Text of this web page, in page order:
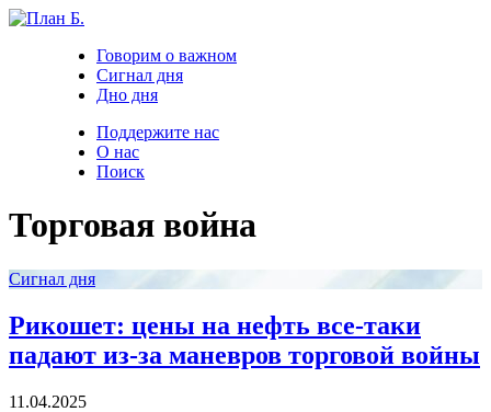
Говорим о важном
Сигнал дня
Дно дня
Поддержите нас
О нас
Поиск
Торговая война
Сигнал дня
Рикошет: цены на нефть все-таки
падают из-за маневров торговой войны
11.04.2025